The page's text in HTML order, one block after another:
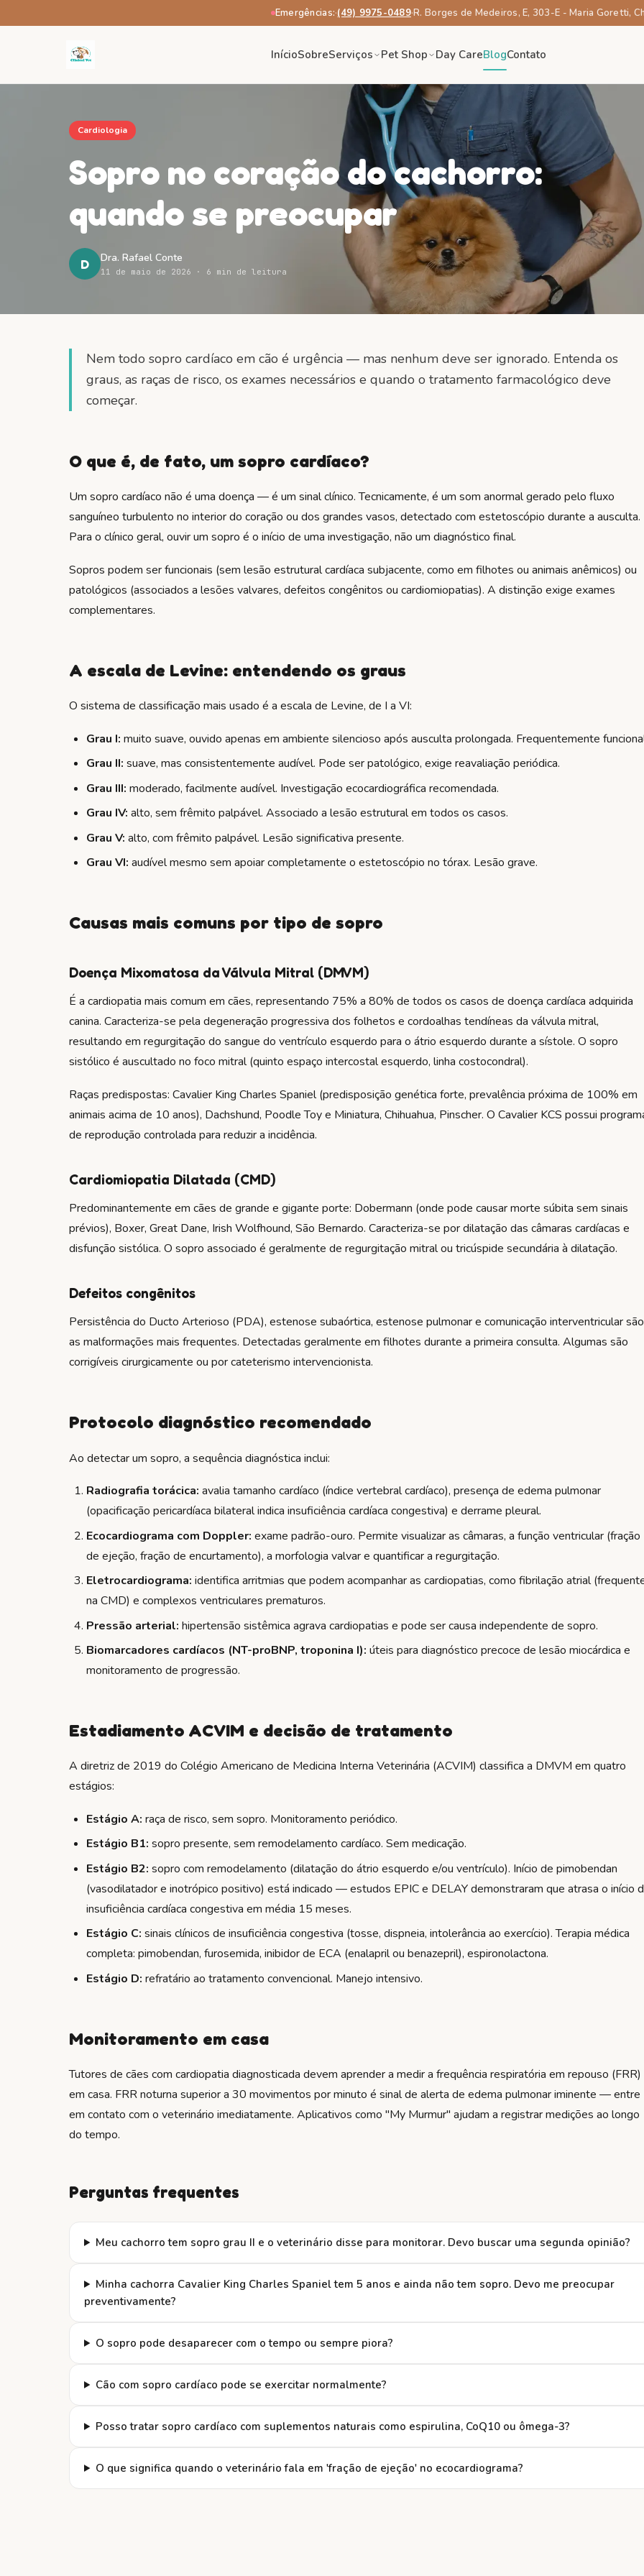
Emergências:·(49) 9975-0489·R. Borges de Medeiros, E, 303-E - Maria Goretti,
InícioSobreServiços Pet Shop Day CareBlogContato
Cardiologia
Sopro no coração do cachorro:
quando se preocupar
D Dra. Rafael Conte
11 de maio de 2026 · 6 min de leitura
Nem todo sopro cardíaco em cão é urgência — mas nenhum deve ser ignorado. Entenda os
graus, as raças de risco, os exames necessários e quando o tratamento farmacológico deve
começar.
O que é, de fato, um sopro cardíaco?
Um sopro cardíaco não é uma doença — é um sinal clínico. Tecnicamente, é um som anormal gerado pelo fluxo
sanguíneo turbulento no interior do coração ou dos grandes vasos, detectado com estetoscópio durante a ausculta.
Para o clínico geral, ouvir um sopro é o início de uma investigação, não um diagnóstico final.
Sopros podem ser funcionais (sem lesão estrutural cardíaca subjacente, como em filhotes ou animais anêmicos) ou
patológicos (associados a lesões valvares, defeitos congênitos ou cardiomiopatias). A distinção exige exames
complementares.
A escala de Levine: entendendo os graus
O sistema de classificação mais usado é a escala de Levine, de I a VI:
Grau I: muito suave, ouvido apenas em ambiente silencioso após ausculta prolongada. Frequentemente
Grau II: suave, mas consistentemente audível. Pode ser patológico, exige reavaliação periódica.
Grau III: moderado, facilmente audível. Investigação ecocardiográfica recomendada.
Grau IV: alto, sem frêmito palpável. Associado a lesão estrutural em todos os casos.
Grau V: alto, com frêmito palpável. Lesão significativa presente.
Grau VI: audível mesmo sem apoiar completamente o estetoscópio no tórax. Lesão grave.
Causas mais comuns por tipo de sopro
Doença Mixomatosa da Válvula Mitral (DMVM)
É a cardiopatia mais comum em cães, representando 75% a 80% de todos os casos de doença cardíaca adquirida
canina. Caracteriza-se pela degeneração progressiva dos folhetos e cordoalhas tendíneas da válvula mitral,
resultando em regurgitação do sangue do ventrículo esquerdo para o átrio esquerdo durante a sístole. O sopro
sistólico é auscultado no foco mitral (quinto espaço intercostal esquerdo, linha costocondral).
Raças predispostas: Cavalier King Charles Spaniel (predisposição genética forte, prevalência próxima de 100% em
animais acima de 10 anos), Dachshund, Poodle Toy e Miniatura, Chihuahua, Pinscher. O Cavalier KCS possui
de reprodução controlada para reduzir a incidência.
Cardiomiopatia Dilatada (CMD)
Predominantemente em cães de grande e gigante porte: Dobermann (onde pode causar morte súbita sem sinais
prévios), Boxer, Great Dane, Irish Wolfhound, São Bernardo. Caracteriza-se por dilatação das câmaras cardíacas e
disfunção sistólica. O sopro associado é geralmente de regurgitação mitral ou tricúspide secundária à dilatação.
Defeitos congênitos
Persistência do Ducto Arterioso (PDA), estenose subaórtica, estenose pulmonar e comunicação interventricular são
as malformações mais frequentes. Detectadas geralmente em filhotes durante a primeira consulta. Algumas são
corrigíveis cirurgicamente ou por cateterismo intervencionista.
Protocolo diagnóstico recomendado
Ao detectar um sopro, a sequência diagnóstica inclui:
Radiografia torácica: avalia tamanho cardíaco (índice vertebral cardíaco), presença de edema pulmonar
(opacificação pericardíaca bilateral indica insuficiência cardíaca congestiva) e derrame pleural.
Ecocardiograma com Doppler: exame padrão-ouro. Permite visualizar as câmaras, a função ventricular (fração
de ejeção, fração de encurtamento), a morfologia valvar e quantificar a regurgitação.
Eletrocardiograma: identifica arritmias que podem acompanhar as cardiopatias, como fibrilação atrial
na CMD) e complexos ventriculares prematuros.
Pressão arterial: hipertensão sistêmica agrava cardiopatias e pode ser causa independente de sopro.
Biomarcadores cardíacos (NT-proBNP, troponina I): úteis para diagnóstico precoce de lesão miocárdica e
monitoramento de progressão.
Estadiamento ACVIM e decisão de tratamento
A diretriz de 2019 do Colégio Americano de Medicina Interna Veterinária (ACVIM) classifica a DMVM em quatro
estágios:
Estágio A: raça de risco, sem sopro. Monitoramento periódico.
Estágio B1: sopro presente, sem remodelamento cardíaco. Sem medicação.
Estágio B2: sopro com remodelamento (dilatação do átrio esquerdo e/ou ventrículo). Início de pimobendan
(vasodilatador e inotrópico positivo) está indicado — estudos EPIC e DELAY demonstraram que atrasa o início
insuficiência cardíaca congestiva em média 15 meses.
Estágio C: sinais clínicos de insuficiência congestiva (tosse, dispneia, intolerância ao exercício). Terapia médica
completa: pimobendan, furosemida, inibidor de ECA (enalapril ou benazepril), espironolactona.
Estágio D: refratário ao tratamento convencional. Manejo intensivo.
Monitoramento em casa
Tutores de cães com cardiopatia diagnosticada devem aprender a medir a frequência respiratória em repouso (FRR)
em casa. FRR noturna superior a 30 movimentos por minuto é sinal de alerta de edema pulmonar iminente — entre
em contato com o veterinário imediatamente. Aplicativos como "My Murmur" ajudam a registrar medições ao longo
do tempo.
Perguntas frequentes
Meu cachorro tem sopro grau II e o veterinário disse para monitorar. Devo buscar uma segunda opinião?
Minha cachorra Cavalier King Charles Spaniel tem 5 anos e ainda não tem sopro. Devo me preocupar
preventivamente?
O sopro pode desaparecer com o tempo ou sempre piora?
Cão com sopro cardíaco pode se exercitar normalmente?
Posso tratar sopro cardíaco com suplementos naturais como espirulina, CoQ10 ou ômega-3?
O que significa quando o veterinário fala em 'fração de ejeção' no ecocardiograma?